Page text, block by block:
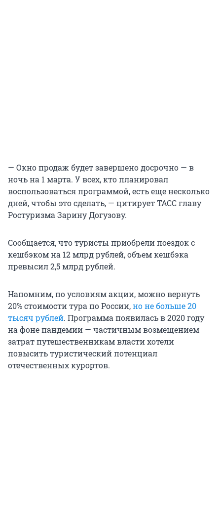
— Окно продаж будет завершено досрочно — в
ночь на 1 марта. У всех, кто планировал
воспользоваться программой, есть еще несколько
дней, чтобы это сделать, — цитирует ТАСС главу
Ростуризма Зарину Догузову.
Сообщается, что туристы приобрели поездок с
кешбэком на 12 млрд рублей, объем кешбэка
превысил 2,5 млрд рублей.
Напомним, по условиям акции, можно вернуть
20% стоимости тура по России,но не больше 20
тысяч рублей. Программа появилась в 2020 году
на фоне пандемии — частичным возмещением
затрат путешественникам власти хотели
повысить туристический потенциал
отечественных курортов.